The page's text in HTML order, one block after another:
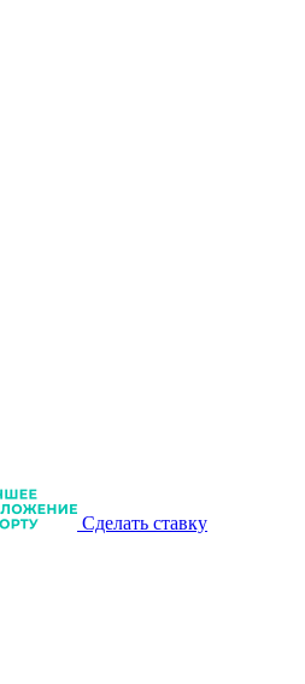
Сделать ставку